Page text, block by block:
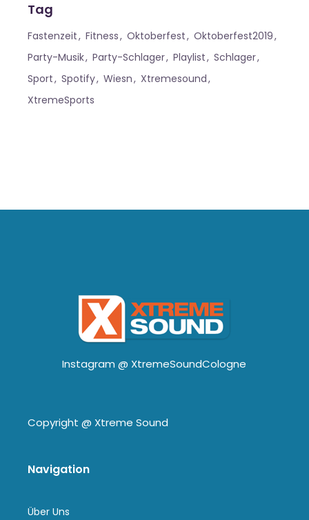
Tag
Fastenzeit Fitness Oktoberfest
Oktoberfest2019
Party-Musik
Party-Schlager Playlist
Schlager
Sport
Spotify Wiesn
Xtremesound
XtremeSports
Instagram @ XtremeSoundCologne
Copyright @ Xtreme Sound
Navigation
Über Uns